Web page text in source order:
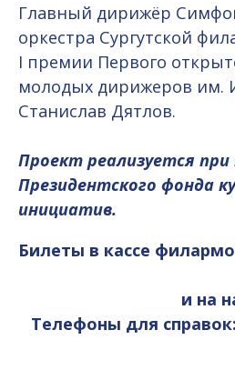
Главный дирижёр
оркестра Сургутской
I премии Первого
молодых дирижеров им.
Станислав Дятлов.
Проект реализуется
Президентского фонда
инициатив.
Билеты в кассе
и на
Телефоны для справок: